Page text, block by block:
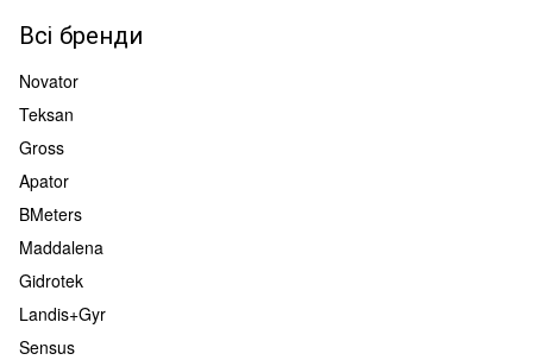
Всі бренди
Novator
Teksan
Gross
Apator
BMeters
Maddalena
Gidrotek
Landis+Gyr
Sensus